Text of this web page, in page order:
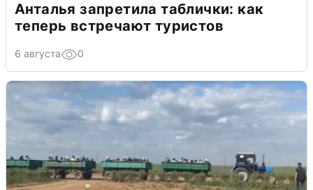
Анталья запретила таблички: как
теперь встречают туристов
6 августа 0